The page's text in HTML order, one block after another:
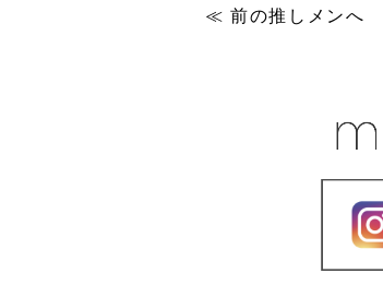
≪ 前の推しメンへ